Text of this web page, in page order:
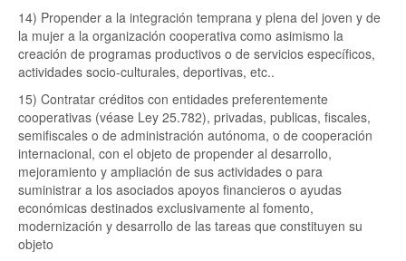
14) Propender a la integración temprana y plena del joven y de
la mujer a la organización cooperativa como asimismo la
creación de programas productivos o de servicios específicos,
actividades socio-culturales, deportivas, etc..
15) Contratar créditos con entidades preferentemente
cooperativas (véase Ley 25.782), privadas, publicas, fiscales,
semifiscales o de administración autónoma, o de cooperación
internacional, con el objeto de propender al desarrollo,
mejoramiento y ampliación de sus actividades o para
suministrar a los asociados apoyos financieros o ayudas
económicas destinados exclusivamente al fomento,
modernización y desarrollo de las tareas que constituyen su
objeto